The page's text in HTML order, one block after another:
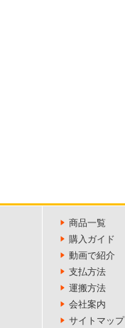
商品一覧
購入ガイド
動画で紹介
支払方法
運搬方法
会社案内
サイトマップ